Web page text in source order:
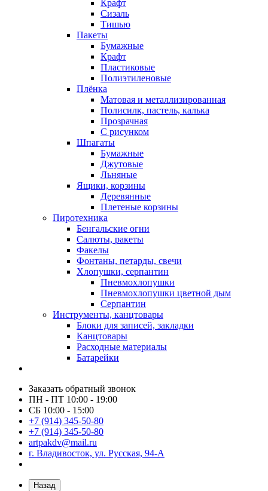
Крафт
Сизаль
Тишью
Пакеты
Бумажные
Крафт
Пластиковые
Полиэтиленовые
Плёнка
Матовая и металлизированная
Полисилк, пастель, калька
Прозрачная
С рисунком
Шпагаты
Бумажные
Джутовые
Льняные
Ящики, корзины
Деревянные
Плетеные корзины
Пиротехника
Бенгальские огни
Салюты, ракеты
Факелы
Фонтаны, петарды, свечи
Хлопушки, серпантин
Пневмохлопушки
Пневмохлопушки цветной дым
Серпантин
Инструменты, канцтовары
Блоки для записей, закладки
Канцтовары
Расходные материалы
Батарейки
Заказать обратный звонок
ПН - ПТ 10:00 - 19:00
СБ 10:00 - 15:00
+7 (914) 345-50-80
+7 (914) 345-50-80
artpakdv@mail.ru
г. Владивосток, ул. Русская, 94-А
Назад